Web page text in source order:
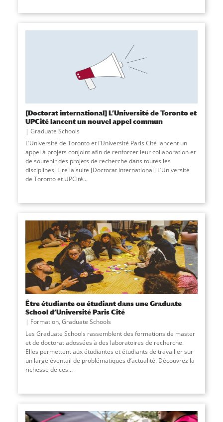
[Doctorat international] L’Université de Toronto et
UPCité lancent un nouvel appel commun
Graduate Schools
L’Université de Toronto et l’Université Paris Cité lancent un
appel à projets conjoint afin de renforcer leur collaboration et
de soutenir des projets de recherche dans toutes les
disciplines. Lire la suite [Doctorat international] L’Université
de Toronto et UPCité...
Être étudiante ou étudiant dans une Graduate
School d’Université Paris Cité
Formation, Graduate Schools
Les Graduate Schools rassemblent des formations de master
et de doctorat adossées à des laboratoires de recherche.
Elles permettent aux étudiantes et étudiants de travailler sur
un large éventail de problématiques d’actualité. Découvrez la
richesse de ces...